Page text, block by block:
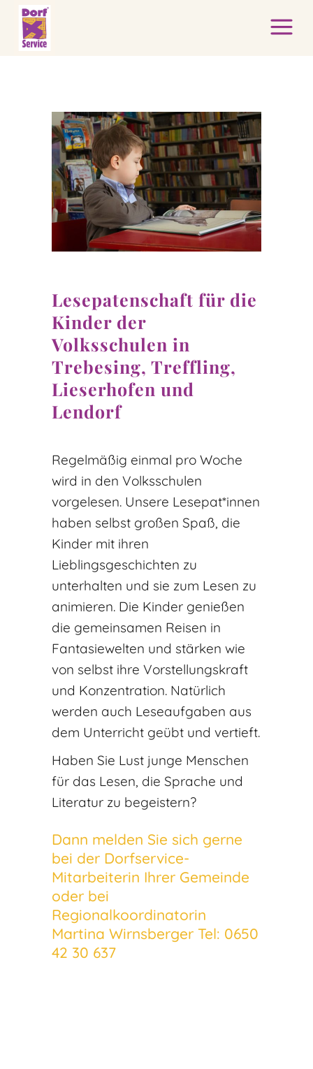
Lesepatenschaft für die
Kinder der
Volksschulen in
Trebesing, Treffling,
Lieserhofen und
Lendorf
Regelmäßig einmal pro Woche
wird in den Volksschulen
vorgelesen. Unsere Lesepat*innen
haben selbst großen Spaß, die
Kinder mit ihren
Lieblingsgeschichten zu
unterhalten und sie zum Lesen zu
animieren. Die Kinder genießen
die gemeinsamen Reisen in
Fantasiewelten und stärken wie
von selbst ihre Vorstellungskraft
und Konzentration. Natürlich
werden auch Leseaufgaben aus
dem Unterricht geübt und vertieft.
Haben Sie Lust junge Menschen
für das Lesen, die Sprache und
Literatur zu begeistern?
Dann melden Sie sich gerne
bei der Dorfservice-
Mitarbeiterin Ihrer Gemeinde
oder bei
Regionalkoordinatorin
Martina Wirnsberger Tel: 0650
42 30 637